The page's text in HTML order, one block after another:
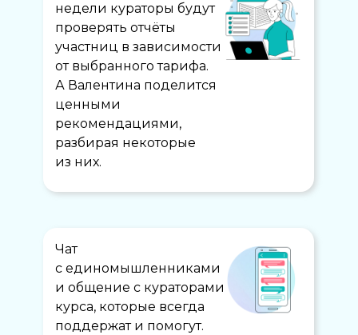
недели кураторы будут
проверять отчёты
участниц в зависимости
от выбранного тарифа.
А Валентина поделится
ценными
рекомендациями,
разбирая некоторые
из них.
Чат
с единомышленниками
и общение с кураторами
курса, которые всегда
поддержат и помогут.